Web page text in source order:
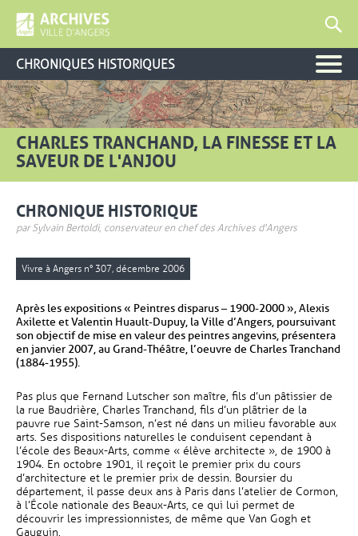
CHRONIQUES HISTORIQUES
CHARLES TRANCHAND, LA FINESSE ET LA
SAVEUR DE L'ANJOU
CHRONIQUE HISTORIQUE
par Sylvain Bertoldi, conservateur en chef des Archives d'Angers
Vivre à Angers n° 307, décembre 2006
Après les expositions « Peintres disparus – 1900-2000 », Alexis
Axilette et Valentin Huault-Dupuy, la Ville d’Angers, poursuivant
son objectif de mise en valeur des peintres angevins, présentera
en janvier 2007, au Grand-Théâtre, l’oeuvre de Charles Tranchand
(1884-1955).
Pas plus que Fernand Lutscher son maître, fils d’un pâtissier de
la rue Baudrière, Charles Tranchand, fils d’un plâtrier de la
pauvre rue Saint-Samson, n’est né dans un milieu favorable aux
arts. Ses dispositions naturelles le conduisent cependant à
l’école des Beaux-Arts, comme « élève architecte », de 1900 à
1904. En octobre 1901, il reçoit le premier prix du cours
d’architecture et le premier prix de dessin. Boursier du
département, il passe deux ans à Paris dans l’atelier de Cormon,
à l’École nationale des Beaux-Arts, ce qui lui permet de
découvrir les impressionnistes, de même que Van Gogh et
Gauguin.